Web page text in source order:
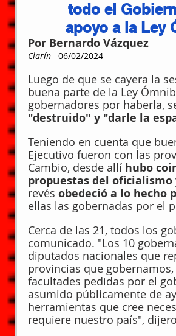
todo el
apoyo a la Ley
Por Bernardo Vázquez
Clarín - 06/02/2024
Luego de que se cayera la
buena parte de la Ley
gobernadores por haberla,
"destruido" y "darle la
Teniendo en cuenta que
Ejecutivo fueron con las
Cambio, desde allí hubo
propuestas del oficialismo
revés obedeció a lo hecho
ellas las gobernadas por el
Cerca de las 21, todos los
comunicado. "Los 10
diputados nacionales que
provincias que
facultades pedidas por el
asumido públicamente de
herramientas que cree
requiere nuestro país",